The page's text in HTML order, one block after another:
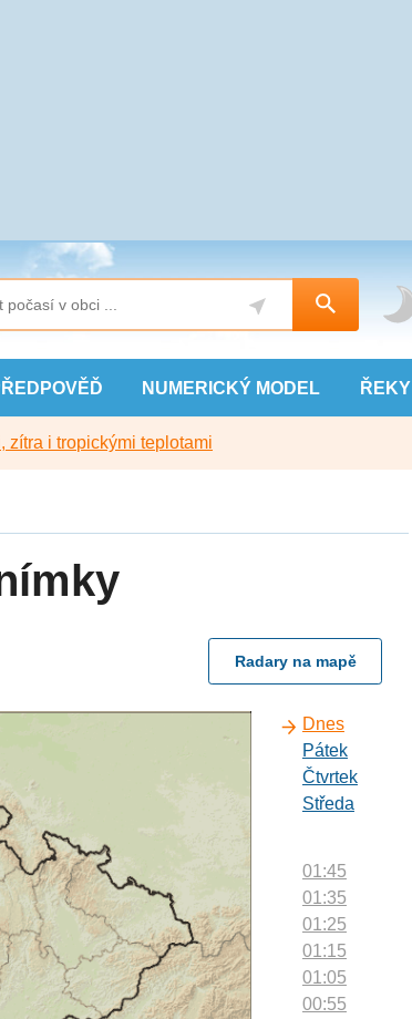
NUMERICKÝ MODEL ŘEKY
zítra i tropickými teplotami
Radary na mapě
Dnes
Pátek
Čtvrtek
Středa
01:45
01:35
01:25
01:15
01:05
00:55